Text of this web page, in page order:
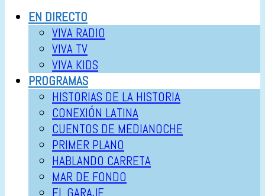
EN DIRECTO
VIVA RADIO
VIVA TV
VIVA KIDS
PROGRAMAS
HISTORIAS DE LA HISTORIA
CONEXIÓN LATINA
CUENTOS DE MEDIANOCHE
PRIMER PLANO
HABLANDO CARRETA
MAR DE FONDO
EL GARAJE